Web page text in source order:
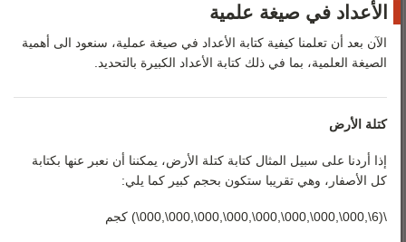
الأعداد في صيغة علمية
الآن بعد أن تعلمنا كيفية كتابة الأعداد في صيغة عملية، سنعود الى أهمية
الصيغة العلمية، بما في ذلك كتابة الأعداد الكبيرة بالتحديد.
كتلة الأرض
إذا أردنا على سبيل المثال كتابة كتلة الأرض، يمكننا أن نعبر عنها بكتابة
كل الأصفار، وهي تقريبا ستكون بحجم كبير كما يلي:
\(6\,000\,000\,000\,000\,000\,000\,000\,000\) كجم